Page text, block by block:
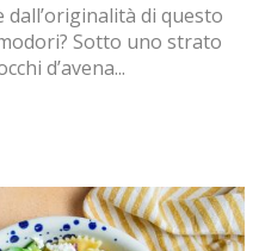
dall’originalità di questo
Sotto uno strato
d’avena...